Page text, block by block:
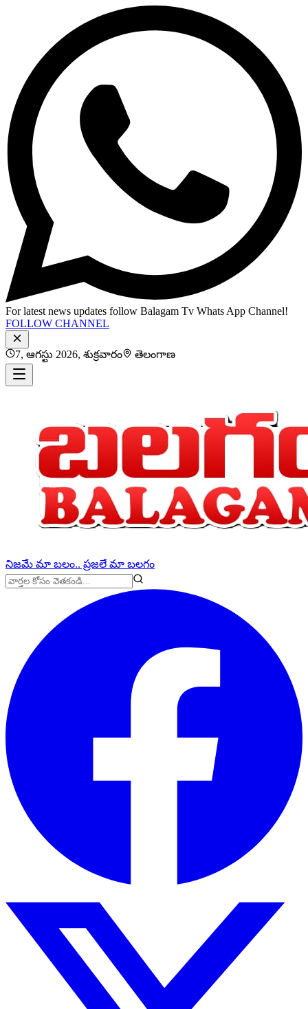
For latest news updates follow Balagam Tv Whats App Channel!
FOLLOW CHANNEL
7, ఆగస్టు 2026, శుక్రవారం తెలంగాణ
నిజమే మా బలం.. ప్రజలే మా బలగం